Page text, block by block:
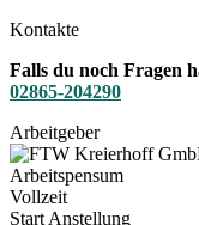
Kontakte
Falls du noch Fragen
02865-204290
Arbeitgeber
Arbeitspensum
Vollzeit
Start Anstellung